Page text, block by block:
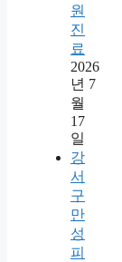
원
진
료
2026
년 7
월
17
일
강
서
구
만
성
피